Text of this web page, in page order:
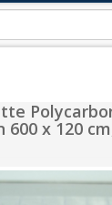
600 x 120